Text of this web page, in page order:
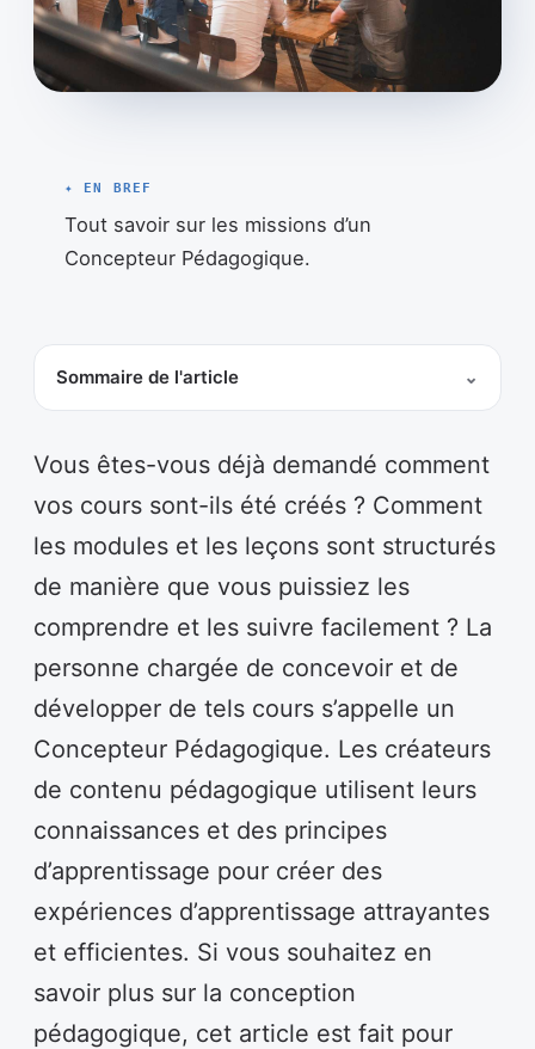
✦ EN BREF
Tout savoir sur les missions d’un
Concepteur Pédagogique.
Sommaire de l'article
Vous êtes-vous déjà demandé comment
vos cours sont-ils été créés ? Comment
les modules et les leçons sont structurés
de manière que vous puissiez les
comprendre et les suivre facilement ? La
personne chargée de concevoir et de
développer de tels cours s’appelle un
Concepteur Pédagogique. Les créateurs
de contenu pédagogique utilisent leurs
connaissances et des principes
d’apprentissage pour créer des
expériences d’apprentissage attrayantes
et efficientes. Si vous souhaitez en
savoir plus sur la conception
pédagogique, cet article est fait pour